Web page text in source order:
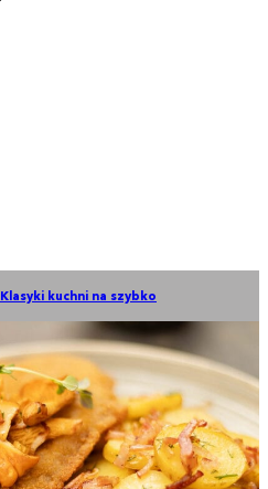
Klasyki kuchni na szybko